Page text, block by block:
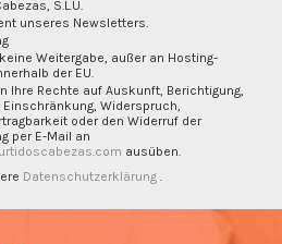
S.L.U.
unseres Newsletters.
Weitergabe, außer an Hosting-
der EU.
Ihre Rechte auf Auskunft, Berichtigung,
Einschränkung, Widerspruch,
oder den Widerruf der
per E-Mail an
ausüben.
Datenschutzerklärung .